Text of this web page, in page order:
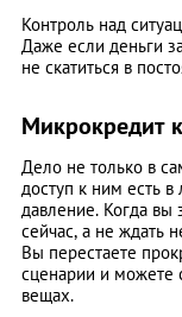
Контроль над
Даже если деньги
не скатиться в
Микрокредит
Дело не только в
доступ к ним есть
давление. Когда
сейчас, а не ждать
Вы перестаете
сценарии и можете
вещах.